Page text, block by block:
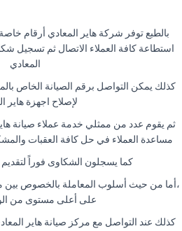
بالطبع توفر شركة هاير المعادي أرقام
استطاعة كافة العملاء الاتصال ثم تسجيل
المعادي
كذلك يمكن التواصل برقم الصيانة الخاص
لإصلاح اجهزة هاير
ثم يقوم عدد من ممثلي خدمة عملاء صيانة
مساعدة العملاء في حل كافة العقبات
كما يسجلون الشكاوى فوراً لتقديم
،أما من حيث أسلوب المعاملة بالخصوص بين
على أعلى مستوى من
كذلك عند التواصل مع مركز صيانة هاير